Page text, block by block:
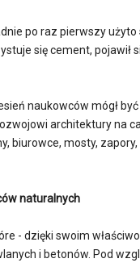
po raz pierwszy użyto
się cement, pojawił
naukowców mógł
architektury na
biurowce, mosty,
naturalnych
- dzięki swoim
i betonów. Pod